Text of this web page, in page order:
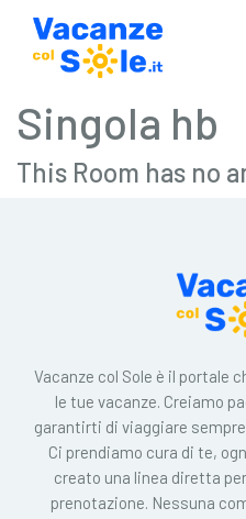
Singola hb
This Room has no
Vacanze col Sole è il portale
le tue vacanze. Creiamo
garantirti di viaggiare
Ci prendiamo cura di te,
creato una linea diretta
prenotazione. Nessuna